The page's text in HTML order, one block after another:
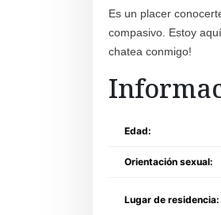
Es un placer
compasivo. Estoy
chatea conmigo!
Edad:
Orientación sexual:
Lugar de residencia: